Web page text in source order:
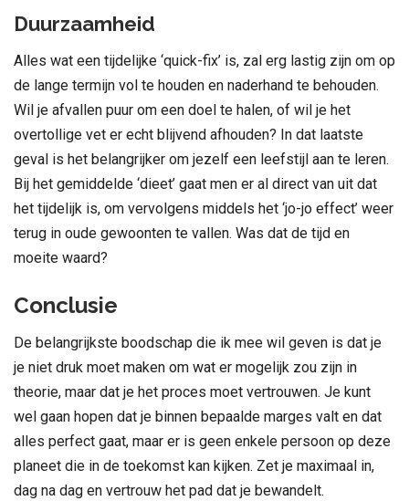
Duurzaamheid
Alles wat een tijdelijke ‘quick-fix’ is, zal erg lastig zijn om op
de lange termijn vol te houden en naderhand te behouden.
Wil je afvallen puur om een doel te halen, of wil je het
overtollige vet er echt blijvend afhouden? In dat laatste
geval is het belangrijker om jezelf een leefstijl aan te leren.
Bij het gemiddelde ‘dieet’ gaat men er al direct van uit dat
het tijdelijk is, om vervolgens middels het ‘jo-jo effect’ weer
terug in oude gewoonten te vallen. Was dat de tijd en
moeite waard?
Conclusie
De belangrijkste boodschap die ik mee wil geven is dat je
je niet druk moet maken om wat er mogelijk zou zijn in
theorie, maar dat je het proces moet vertrouwen. Je kunt
wel gaan hopen dat je binnen bepaalde marges valt en dat
alles perfect gaat, maar er is geen enkele persoon op deze
planeet die in de toekomst kan kijken. Zet je maximaal in,
dag na dag en vertrouw het pad dat je bewandelt.